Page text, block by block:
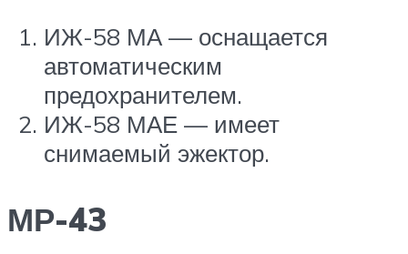
ИЖ-58 МА — оснащается
автоматическим
предохранителем.
ИЖ-58 МАЕ — имеет
снимаемый эжектор.
МР-43